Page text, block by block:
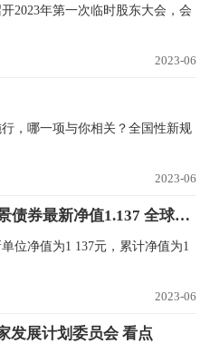
2023年第一次临时股东大会，会
2023-06
，哪一项与你相关？全国性新规
2023-06
6月29日基金净值：银华远景债券最新净值1.137 全球新资讯
位净值为1 137元，累计净值为1
2023-06
发展计划委员会 看点